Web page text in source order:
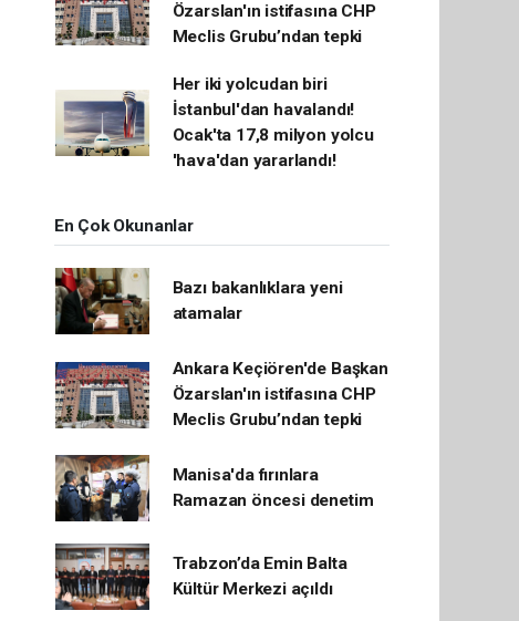
Özarslan'ın istifasına CHP
Meclis Grubu’ndan tepki
Her iki yolcudan biri
İstanbul'dan havalandı!
Ocak'ta 17,8 milyon yolcu
'hava'dan yararlandı!
En Çok Okunanlar
Bazı bakanlıklara yeni
atamalar
Ankara Keçiören'de Başkan
Özarslan'ın istifasına CHP
Meclis Grubu’ndan tepki
Manisa'da fırınlara
Ramazan öncesi denetim
Trabzon’da Emin Balta
Kültür Merkezi açıldı